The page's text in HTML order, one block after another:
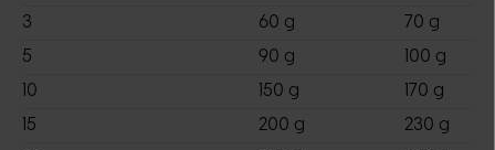
3
60 g
70 g
5
90 g
100 g
10
150 g
170 g
15
200 g
230 g